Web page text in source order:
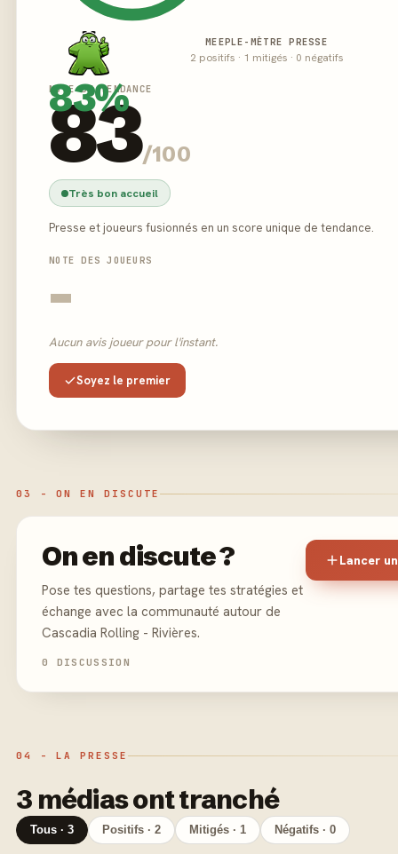
83%
MEEPLE-MÈTRE PRESSE
2 positifs · 1 mitigés · 0 négatifs
NOTE DE TENDANCE
83/100
Très bon accueil
Presse et joueurs fusionnés en un score unique de tendance.
NOTE DES JOUEURS
-
Aucun avis joueur pour l'instant.
Soyez le premier
03 - ON EN DISCUTE
On en discute ?
Pose tes questions, partage tes stratégies et
échange avec la communauté autour de
Cascadia Rolling - Rivières.
0 DISCUSSION
Lancer
04 - LA PRESSE
3 médias ont tranché
Tous · 3 Positifs · 2 Mitigés · 1 Négatifs · 0